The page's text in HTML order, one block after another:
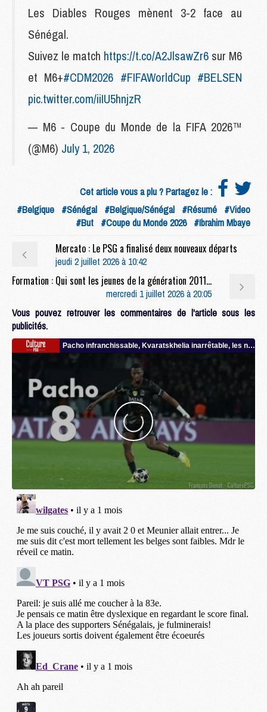
Les Diables Rouges mènent 3-2 face au
Sénégal.
Suivez le match https://t.co/A2JlsawZr6 sur M6
et M6+#CDM2026 #FIFAWorldCup #BELSEN
pic.twitter.com/iiIU5hnjzR
— M6 - Coupe du Monde de la FIFA 2026™
(@M6) July 1, 2026
Cet article vous a plu ? Partagez le :
#Belgique #Sénégal #Belgique/Sénégal #Résumé #Video
#But #Coupe du Monde 2026 #Ibrahim Mbaye
Mercato : Le PSG a finalisé deux nouveaux départs
jeudi 2 juillet 2026 à 10:42
Formation : Qui sont les jeunes de la génération 2011 qui intègrent le centre de formation du PSG
mercredi 1 juillet 2026 à 20:05
Vous pouvez retrouver les commentaires de l'article sous les
publicités.